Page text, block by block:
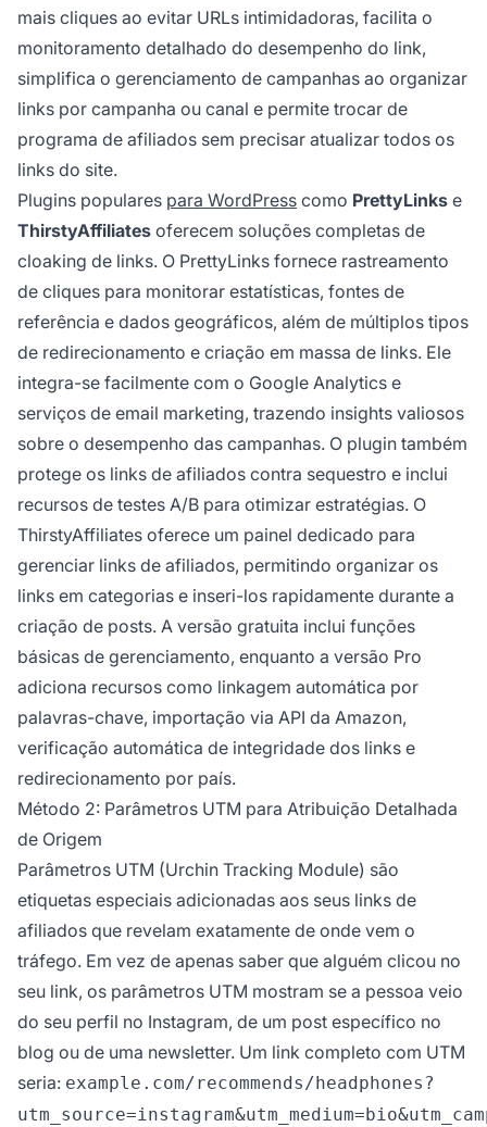
mais cliques ao evitar URLs intimidadoras, facilita o
monitoramento detalhado do desempenho do link,
simplifica o gerenciamento de campanhas ao organizar
links por campanha ou canal e permite trocar de
programa de afiliados sem precisar atualizar todos os
links do site.
Plugins populares para WordPress como PrettyLinks e
ThirstyAffiliates oferecem soluções completas de
cloaking de links. O PrettyLinks fornece rastreamento
de cliques para monitorar estatísticas, fontes de
referência e dados geográficos, além de múltiplos tipos
de redirecionamento e criação em massa de links. Ele
integra-se facilmente com o Google Analytics e
serviços de email marketing, trazendo insights valiosos
sobre o desempenho das campanhas. O plugin também
protege os links de afiliados contra sequestro e inclui
recursos de testes A/B para otimizar estratégias. O
ThirstyAffiliates oferece um painel dedicado para
gerenciar links de afiliados, permitindo organizar os
links em categorias e inseri-los rapidamente durante a
criação de posts. A versão gratuita inclui funções
básicas de gerenciamento, enquanto a versão Pro
adiciona recursos como linkagem automática por
palavras-chave, importação via API da Amazon,
verificação automática de integridade dos links e
redirecionamento por país.
Método 2: Parâmetros UTM para Atribuição Detalhada
de Origem
Parâmetros UTM (Urchin Tracking Module) são
etiquetas especiais adicionadas aos seus links de
afiliados que revelam exatamente de onde vem o
tráfego. Em vez de apenas saber que alguém clicou no
seu link, os parâmetros UTM mostram se a pessoa veio
do seu perfil no Instagram, de um post específico no
blog ou de uma newsletter. Um link completo com UTM
seria: example.com/recommends/headphones?